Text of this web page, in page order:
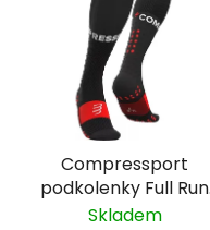
Compressport
podkolenky Full Run
Winter - černá/
Skladem